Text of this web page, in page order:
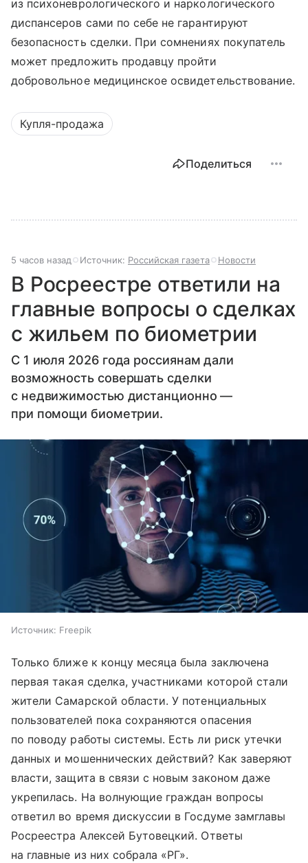
из психоневрологического и наркологического
диспансеров сами по себе не гарантируют
безопасность сделки. При сомнениях покупатель
может предложить продавцу пройти
добровольное медицинское освидетельствование.
Купля-продажа
Поделиться
5 часов назад Источник: Российская газета Новости
В Росреестре ответили на
главные вопросы о сделках
с жильем по биометрии
С 1 июля 2026 года россиянам дали
возможность совершать сделки
с недвижимостью дистанционно —
при помощи биометрии.
Источник: Freepik
Только ближе к концу месяца была заключена
первая такая сделка, участниками которой стали
жители Самарской области. У потенциальных
пользователей пока сохраняются опасения
по поводу работы системы. Есть ли риск утечки
данных и мошеннических действий? Как заверяют
власти, защита в связи с новым законом даже
укрепилась. На волнующие граждан вопросы
ответил во время дискуссии в Госдуме замглавы
Росреестра Алексей Бутовецкий. Ответы
на главные из них собрала «РГ».